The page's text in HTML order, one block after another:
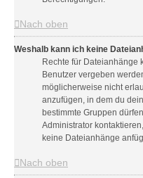
Nach oben
Weshalb kann ich keine
Rechte für Dateianhänge
Benutzer vergeben
möglicherweise nicht
anzufügen, in dem du
bestimmte Gruppen
Administrator
keine Dateianhänge
Nach oben